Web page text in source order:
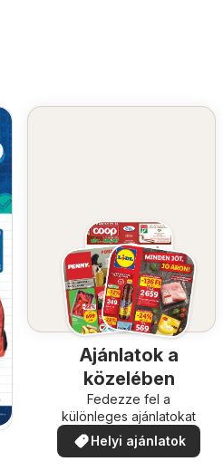
Ajánlatok a
közelében
Fedezze fel a
különleges ajánlatokat
Helyi ajánlatok